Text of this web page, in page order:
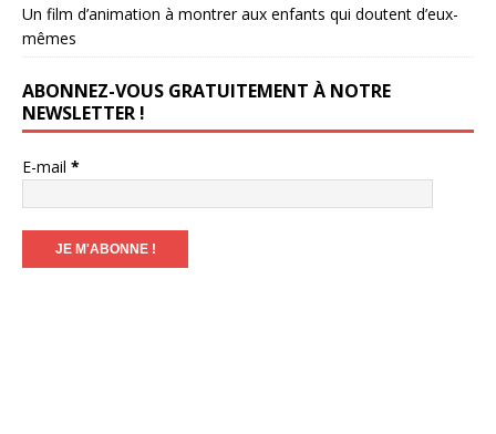
Un film d’animation à montrer aux enfants qui doutent d’eux-
mêmes
ABONNEZ-VOUS GRATUITEMENT À NOTRE
NEWSLETTER !
E-mail *